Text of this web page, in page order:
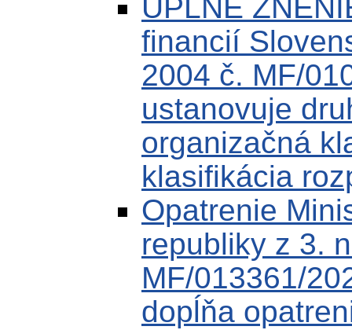
ÚPLNÉ
financií
2004 č. MF/
ustanovuje
organizačná
klasifikácia
Opatrenie
republiky z 3.
MF/013361/
dopĺňa